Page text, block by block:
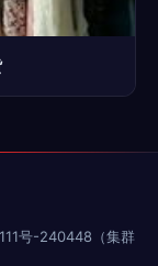
号-240448（集群